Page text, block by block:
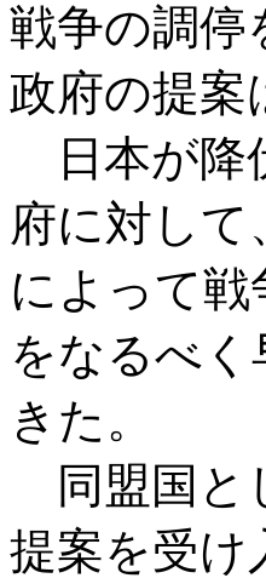
戦争の調停
政府の提案
日本が降
府に対し
によって
をなるべ
きた。
同盟国と
提案を受け